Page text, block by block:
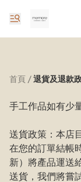
首頁 / 退貨及退款
手工作品如有少
送貨政策：本店
在您的訂單結帳
新）將產品運送
送貨，我們將嘗